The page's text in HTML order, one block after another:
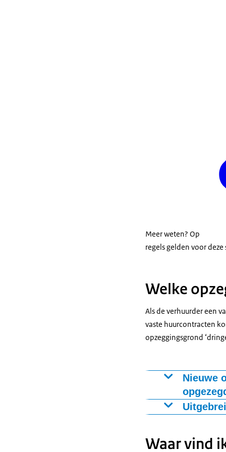
Meer weten? Op
regels gelden voor
Welke
Als de verhuurder een
vaste huurcontracten
opzeggingsgrond
Nieuwe
Dit mag
in de woning
staan.
Waar vind